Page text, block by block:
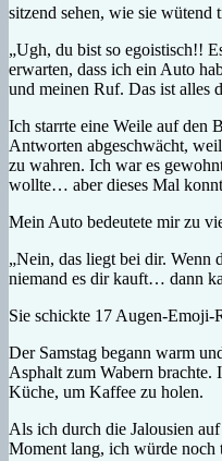
sitzend sehen, wie sie wütend
„Ugh, du bist so egoistisch!!
erwarten, dass ich ein Auto
und meinen Ruf. Das ist alles
Ich starrte eine Weile auf den
Antworten abgeschwächt,
zu wahren. Ich war es
wollte… aber dieses Mal
Mein Auto bedeutete mir zu
„Nein, das liegt bei dir. Wenn
niemand es dir kauft… dann
Sie schickte 17 Augen-Emoji-
Der Samstag begann warm
Asphalt zum Wabern brachte.
Küche, um Kaffee zu holen.
Als ich durch die Jalousien
Moment lang, ich würde noch